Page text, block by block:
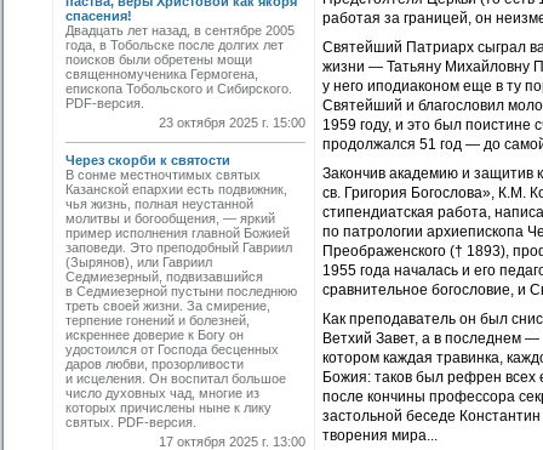
спасения!
Двадцать лет назад, в сентябре 2005
года, в Тобольске после долгих лет
поисков были обретены мощи
священномученика Гермогена,
епископа Тобольского и Сибирского.
PDF-версия.
23 октября 2025 г. 15:00
Через скорби к святости
В сонме местночтимых святых
Казанской епархии есть подвижник,
чья жизнь, полная неустанной
молитвы и богообщения, — яркий
пример исполнения главной Божией
заповеди. Это преподобный Гавриил
(Зырянов), или Гавриил
Седмиезерный, подвизавшийся
в Седмиезерной пустыни последнюю
треть своей жизни. За смирение,
терпение гонений и болезней,
искреннее доверие к Богу он
удостоился от Господа бесценных
даров любви, прозорливости
и исцеления. Он воспитал большое
число духовных чад, многие из
которых причислены ныне к лику
святых. PDF-версия.
17 октября 2025 г. 13:00
работая за границей, он
Святейший Патриарх сыграл
жизни — Татьяну Михайловну
у него иподиаконом еще в ту
Святейший и благословил
1959 году, и это был поистине
продолжался 51 год — до
Закончив академию и защитив
св. Григория Богослова», К.М.
стипендиатская работа,
по патрологии архиепископа
Преображенского († 1893),
1955 года началась и его
сравнительное богословие, и
Как преподаватель он был
Ветхий Завет, а в последнем
котором каждая травинка,
Божия: таков был рефрен всех
после кончины профессора
застольной беседе
творения мира...